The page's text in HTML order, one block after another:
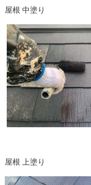
屋根 中塗り
屋根 上塗り